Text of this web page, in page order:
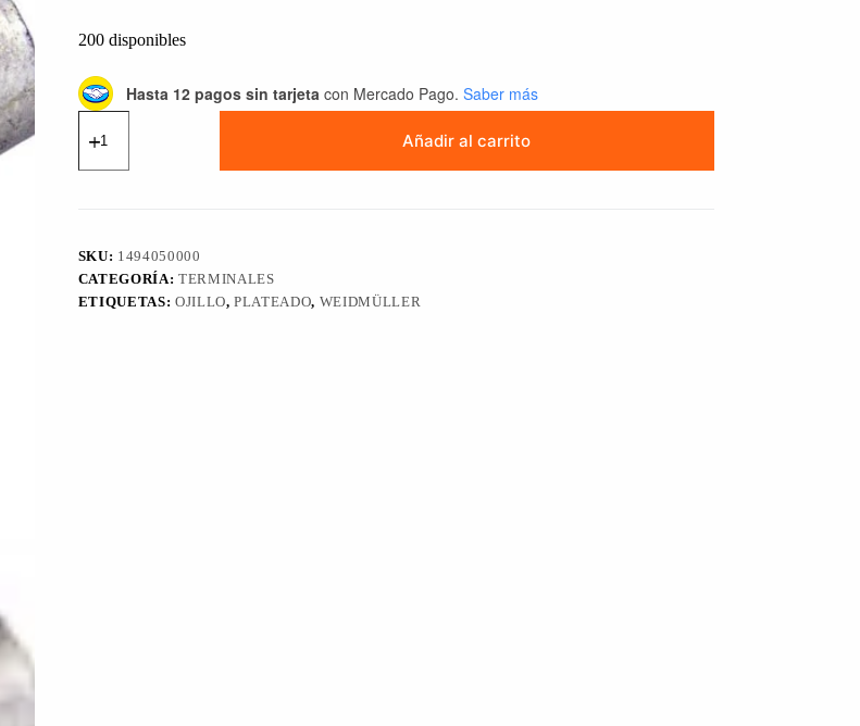
200 disponibles
Hasta 12 pagos sin tarjeta con Mercado Pago. Saber más
TIPO
KQN-
Añadir al carrito
SKU: 1494050000
CATEGORÍA: TERMINALES
ETIQUETAS: OJILLO,PLATEADO, WEIDMÜLLER